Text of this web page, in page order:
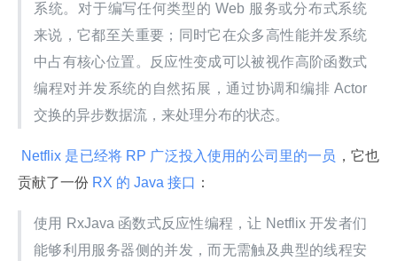
系统。对于编写任何类型的 Web 服务或分布式系统
来说，它都至关重要；同时它在众多高性能并发系统
中占有核心位置。反应性变成可以被视作高阶函数式
编程对并发系统的自然拓展，通过协调和编排 Actor
交换的异步数据流，来处理分布的状态。
Netflix 是已经将 RP 广泛投入使用的公司里的一员 ，它也
贡献了一份 RX 的 Java 接口 ：
使用 RxJava 函数式反应性编程，让 Netflix 开发者们
能够利用服务器侧的并发，而无需触及典型的线程安